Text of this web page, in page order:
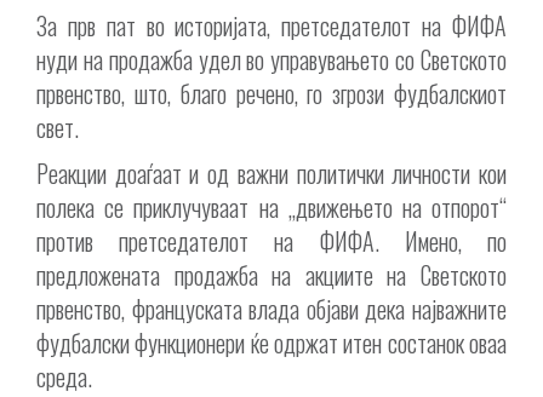
За прв пат во историјата, претседателот на ФИФА
нуди на продажба удел во управувањето со Светското
првенство, што, благо речено, го згрози фудбалскиот
свет.
Реакции доаѓаат и од важни политички личности кои
полека се приклучуваат на „движењето на отпорот“
против претседателот на ФИФА. Имено, по
предложената продажба на акциите на Светското
првенство, француската влада објави дека најважните
фудбалски функционери ќе одржат итен состанок оваа
среда.